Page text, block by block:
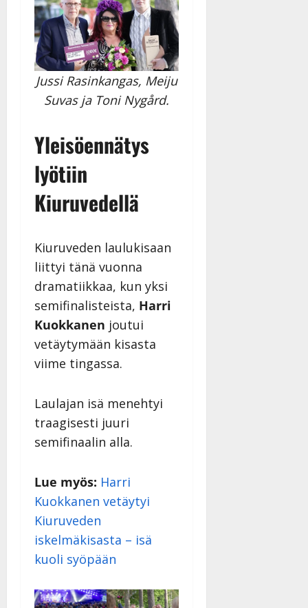
Jussi Rasinkangas, Meiju
Suvas ja Toni Nygård.
Yleisöennätys
lyötiin
Kiuruvedellä
Kiuruveden laulukisaan
liittyi tänä vuonna
dramatiikkaa, kun yksi
semifinalisteista, Harri
Kuokkanen joutui
vetäytymään kisasta
viime tingassa.
Laulajan isä menehtyi
traagisesti juuri
semifinaalin alla.
Lue myös: Harri
Kuokkanen vetäytyi
Kiuruveden
iskelmäkisasta – isä
kuoli syöpään